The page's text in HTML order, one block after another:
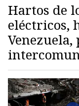
Hartos de
eléctricos,